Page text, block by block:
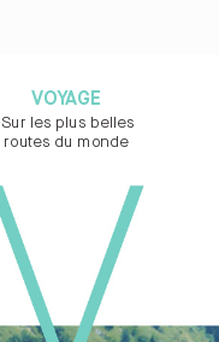
VOYAG E
Sur les plus belles
routes du monde